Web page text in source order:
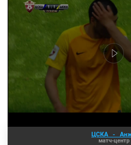
ЦСКА -
матч-центр